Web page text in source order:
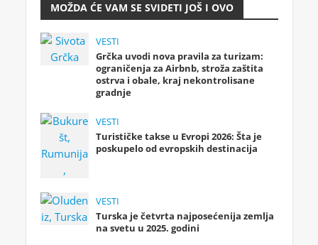
MOŽDA ĆE VAM SE SVIDETI JOŠ I OVO
VESTI
Grčka uvodi nova pravila za turizam:
ograničenja za Airbnb, stroža zaštita
ostrva i obale, kraj nekontrolisane
gradnje
VESTI
Turističke takse u Evropi 2026: Šta je
poskupelo od evropskih destinacija
VESTI
Turska je četvrta najposećenija zemlja
na svetu u 2025. godini